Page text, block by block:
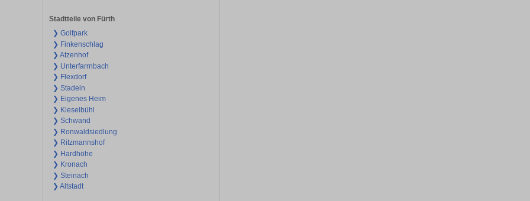
Stadtteile von Fürth
❯ Golfpark
❯ Finkenschlag
❯ Atzenhof
❯ Unterfarrnbach
❯ Flexdorf
❯ Stadeln
❯ Eigenes Heim
❯ Kieselbühl
❯ Schwand
❯ Ronwaldsiedlung
❯ Ritzmannshof
❯ Hardhöhe
❯ Kronach
❯ Steinach
❯ Altstadt